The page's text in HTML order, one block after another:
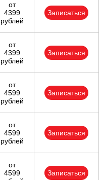
от
4399
рублей
Записаться
от
4399
рублей
Записаться
от
4599
рублей
Записаться
от
4599
рублей
Записаться
от
4599
Записаться